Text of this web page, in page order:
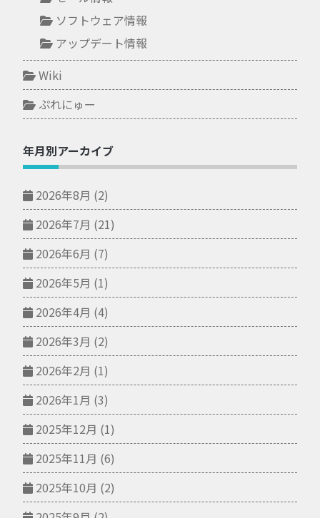
ソフトウェア情報
アップデート情報
Wiki
ぷれにゅー
年月別アーカイブ
2026年8月 (2)
2026年7月 (21)
2026年6月 (7)
2026年5月 (1)
2026年4月 (4)
2026年3月 (2)
2026年2月 (1)
2026年1月 (3)
2025年12月 (1)
2025年11月 (6)
2025年10月 (2)